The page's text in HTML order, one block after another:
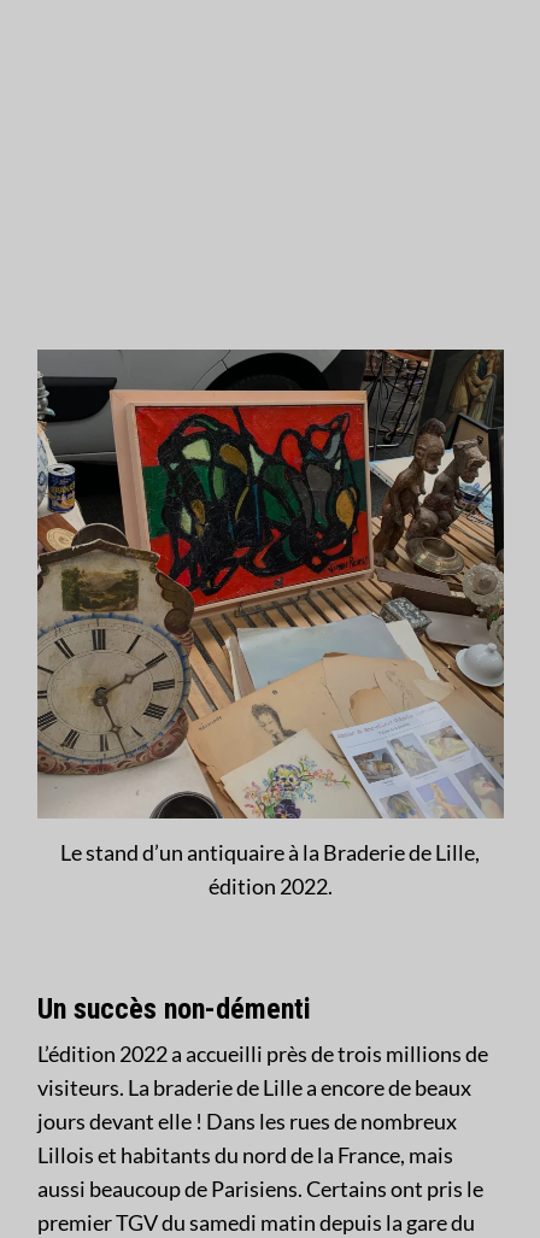
Le stand d’un antiquaire à la Braderie de Lille,
édition 2022.
Un succès non-démenti
L’édition 2022 a accueilli près de trois millions de
visiteurs. La braderie de Lille a encore de beaux
jours devant elle ! Dans les rues de nombreux
Lillois et habitants du nord de la France, mais
aussi beaucoup de Parisiens. Certains ont pris le
premier TGV du samedi matin depuis la gare du